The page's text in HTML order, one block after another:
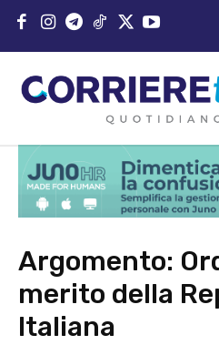
Argomento:
merito della
Italiana